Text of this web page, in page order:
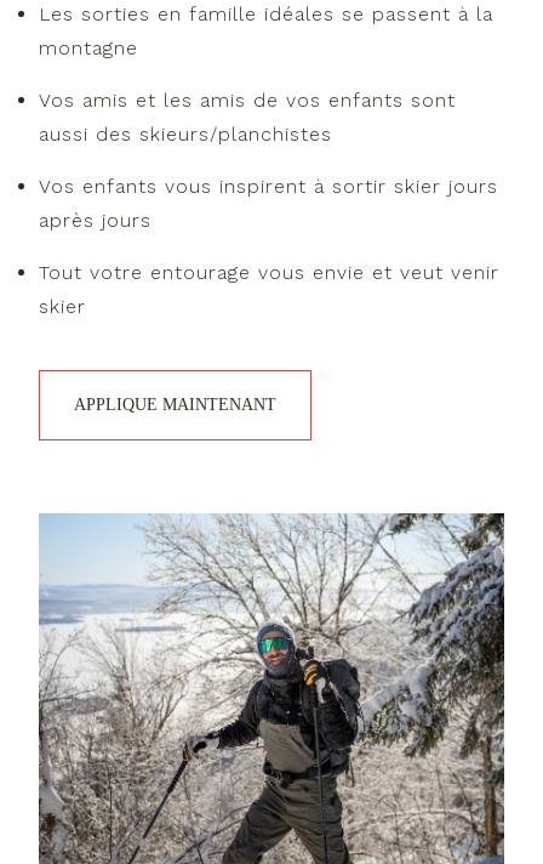
Les sorties en famille idéales se passent à la
montagne
Vos amis et les amis de vos enfants sont
aussi des skieurs/planchistes
Vos enfants vous inspirent à sortir skier jours
après jours
Tout votre entourage vous envie et veut venir
skier
APPLIQUE MAINTENANT